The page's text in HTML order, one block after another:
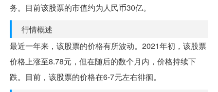
务。目前该股票的市值约为人民币30亿。
行情概述
最近一年来，该股票的价格有所波动。2021年初，该股票
价格上涨至8.78元，但在随后的数个月内，价格持续下
跌。目前，该股票的价格在6-7元左右徘徊。